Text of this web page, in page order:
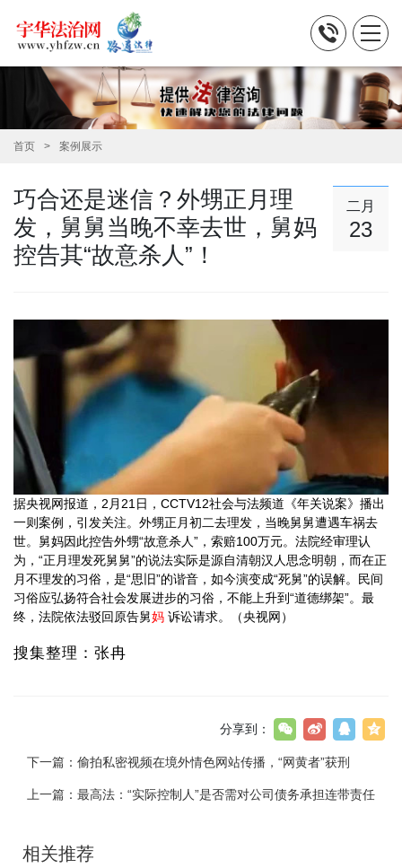
首页 案例展示
巧合还是迷信？外甥正月理
发，舅舅当晚不幸去世，舅妈
控告其“故意杀人”！
二月
23
据央视网报道，2月21日，CCTV12社会与法频道《年关说案》播出
一则案例，引发关注。外甥正月初二去理发，当晚舅舅遭遇车祸去
世。舅妈因此控告外甥“故意杀人”，索赔100万元。法院经审理认
为，“正月理发死舅舅”的说法实际是源自清朝汉人思念明朝，而在正
月不理发的习俗，是“思旧”的谐音，如今演变成“死舅”的误解。民间
习俗应弘扬符合社会发展进步的习俗，不能上升到“道德绑架”。最
终，法院依法驳回原告舅妈 诉讼请求。（央视网）
搜集整理：张冉
分享到：
下一篇： 偷拍私密视频在境外情色网站传播，“网黄者”获刑
上一篇： 最高法：“实际控制人”是否需对公司债务承担连带责任
相关推荐